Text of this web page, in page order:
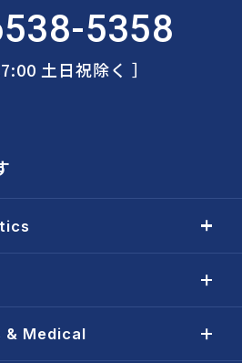
5358
土日祝除く ］
& Medical